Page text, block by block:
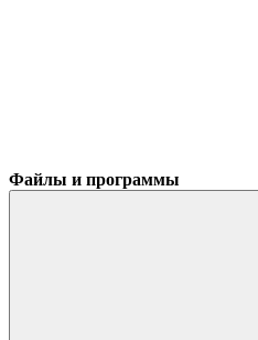
Файлы и программы